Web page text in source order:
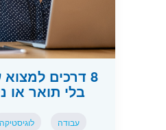
8 דרכים
בלי תואר או
עבודה לוגיסטיקה